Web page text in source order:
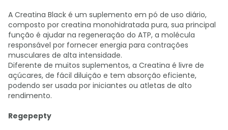
A Creatina Black é um suplemento em pó de uso diário,
composto por creatina monohidratada pura, sua principal
função é ajudar na regeneração do ATP, a molécula
responsável por fornecer energia para contrações
musculares de alta intensidade.
Diferente de muitos suplementos, a Creatina é livre de
açúcares, de fácil diluição e tem absorção eficiente,
podendo ser usada por iniciantes ou atletas de alto
rendimento.
Regepepty